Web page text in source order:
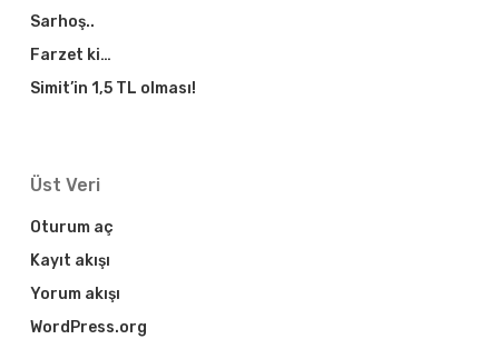
Sarhoş..
Farzet ki…
Simit’in 1,5 TL olması!
Üst Veri
Oturum aç
Kayıt akışı
Yorum akışı
WordPress.org